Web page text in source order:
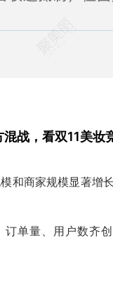
战，看双11美妆
和商家规模显著增
订单量、用户数齐